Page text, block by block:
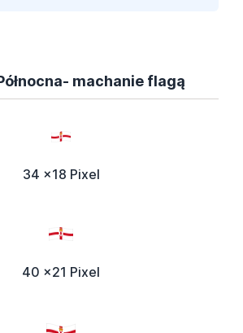
machanie flagą
34 x18 Pixel
40 x21 Pixel